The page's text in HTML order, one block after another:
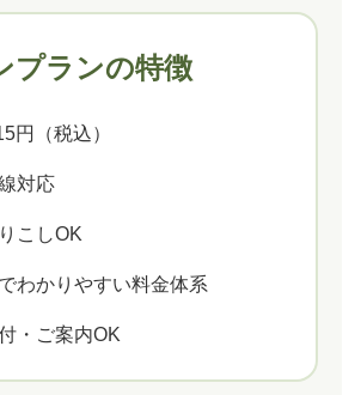
プランの特徴
円（税込）
対応
こしOK
わかりやすい料金体系
・ご案内OK